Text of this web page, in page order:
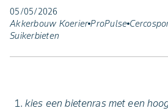
05/05/2026
Akkerbouw Koerier ProPulse
Suikerbieten
kies een bietenras met een